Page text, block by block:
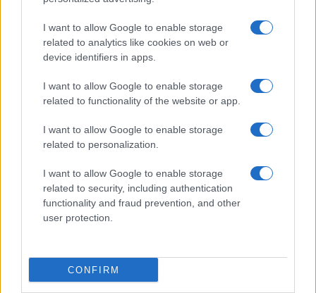
I want to allow Google to enable storage
related to analytics like cookies on web or
device identifiers in apps.
I want to allow Google to enable storage
related to functionality of the website or app.
I want to allow Google to enable storage
related to personalization.
I want to allow Google to enable storage
related to security, including authentication
functionality and fraud prevention, and other
user protection.
CONFIRM